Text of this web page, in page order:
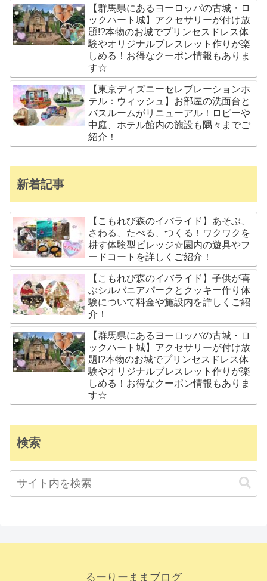
【群馬県にあるヨーロッパの古城・ロ
ックハート城】アクセサリーが付け放
題!?本物のお城でプリンセスドレス体
験やオリジナルブレスレット作りが楽
しめる！お得なクーポン情報もありま
す☆
【東京ディズニーセレブレーションホ
テル：ウィッシュ】お部屋の洗面台と
バスルームがリニューアル！ロビーや
中庭、ホテル館内の施設も隅々までご
紹介！
新着記事
【こもれび森のイバライド】あそぶ、
さわる、たべる、つくる！ワクワクを
耕す体験型ビレッジ☆園内の遊具やフ
ードコートを詳しくご紹介！
【こもれび森のイバライド】子供が喜
ぶシルバニアパークとクッキー作り体
験について料金や施設内を詳しくご紹
介！
【群馬県にあるヨーロッパの古城・ロ
ックハート城】アクセサリーが付け放
題!?本物のお城でプリンセスドレス体
験やオリジナルブレスレット作りが楽
しめる！お得なクーポン情報もありま
す☆
検索
るーりーままブログ